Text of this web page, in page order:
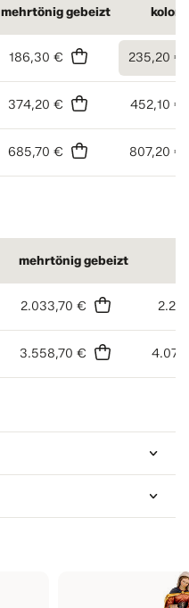
mehrtönig gebeizt
186,30 € 235,20 €
374,20 € 452,10 €
685,70 € 807,20 €
mehrtönig gebeizt
2.033,70 €
3.558,70 €